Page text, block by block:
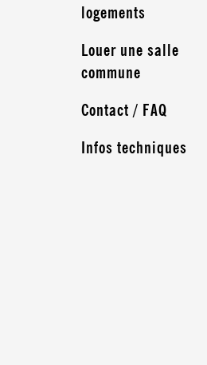
logements
Louer une salle
commune
Contact / FAQ
Infos techniques